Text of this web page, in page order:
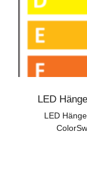
LED
LED